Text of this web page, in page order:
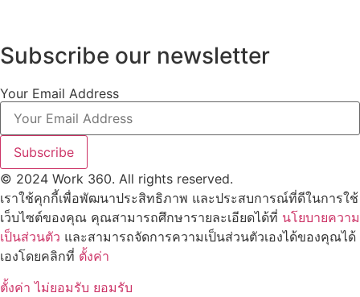
Subscribe our newsletter
Your Email Address
Subscribe
© 2024 Work 360. All rights reserved.
เราใช้คุกกี้เพื่อพัฒนาประสิทธิภาพ และประสบการณ์ที่ดีในการใช้
เว็บไซต์ของคุณ คุณสามารถศึกษารายละเอียดได้ที่ นโยบายความ
เป็นส่วนตัว และสามารถจัดการความเป็นส่วนตัวเองได้ของคุณได้
เองโดยคลิกที่ ตั้งค่า
ตั้งค่า ไม่ยอมรับ ยอมรับ